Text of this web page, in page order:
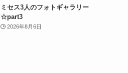
ミセス3人のフォトギャラリー
☆part3
2026年8月6日